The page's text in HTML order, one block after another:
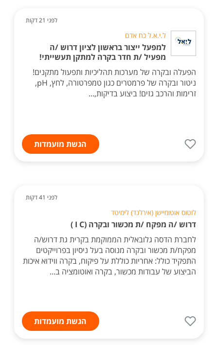
לפני 21 דקות
ל.י.א.ל כח אדם
למפעל ייצור בראשון לציון דרוש /ה
מפעיל /ת חדר בקרה למתקן תעשייתי!
הפעלה ובקרה של מערכות תהליכיות ותפעול מתקנים!
ניטור ובקרה של פרמטרים כגון טמפרטורה, לחץ, pH,
זרימות והרכב גזים! ביצוע בדיקות,...
הגשת מועמדות
לפני 41 דקות
לוטוס אוטומיישן (אירלנד) לימיטד
דרוש /ה מפקח /ת מכשור ובקרה (I C )
לחברת הדסה גלובאלית הממוקמת בקרית גת דרוש/ה
מפקח/ת מכשור ובקרה מנוסה בעל ניסיון בפרוייקטים
התפקיד כולל: אחריות כוללת על פיקוח, בקרה ווידוא איכות
הביצוע של עבודות מכשור, בקרה ואוטומציה ב...
הגשת מועמדות